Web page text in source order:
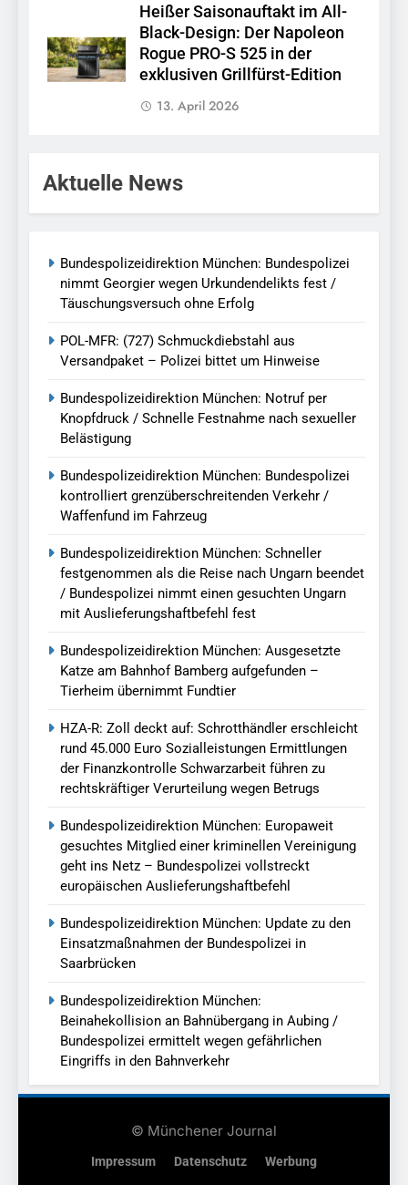
Heißer Saisonauftakt im All-
Black-Design: Der Napoleon
Rogue PRO-S 525 in der
exklusiven Grillfürst-Edition
13. April 2026
Aktuelle News
Bundespolizeidirektion München: Bundespolizei
nimmt Georgier wegen Urkundendelikts fest /
Täuschungsversuch ohne Erfolg
POL-MFR: (727) Schmuckdiebstahl aus
Versandpaket – Polizei bittet um Hinweise
Bundespolizeidirektion München: Notruf per
Knopfdruck / Schnelle Festnahme nach sexueller
Belästigung
Bundespolizeidirektion München: Bundespolizei
kontrolliert grenzüberschreitenden Verkehr /
Waffenfund im Fahrzeug
Bundespolizeidirektion München: Schneller
festgenommen als die Reise nach Ungarn beendet
/ Bundespolizei nimmt einen gesuchten Ungarn
mit Auslieferungshaftbefehl fest
Bundespolizeidirektion München: Ausgesetzte
Katze am Bahnhof Bamberg aufgefunden –
Tierheim übernimmt Fundtier
HZA-R: Zoll deckt auf: Schrotthändler erschleicht
rund 45.000 Euro Sozialleistungen Ermittlungen
der Finanzkontrolle Schwarzarbeit führen zu
rechtskräftiger Verurteilung wegen Betrugs
Bundespolizeidirektion München: Europaweit
gesuchtes Mitglied einer kriminellen Vereinigung
geht ins Netz – Bundespolizei vollstreckt
europäischen Auslieferungshaftbefehl
Bundespolizeidirektion München: Update zu den
Einsatzmaßnahmen der Bundespolizei in
Saarbrücken
Bundespolizeidirektion München:
Beinahekollision an Bahnübergang in Aubing /
Bundespolizei ermittelt wegen gefährlichen
Eingriffs in den Bahnverkehr
© Münchener Journal
Impressum Datenschutz Werbung